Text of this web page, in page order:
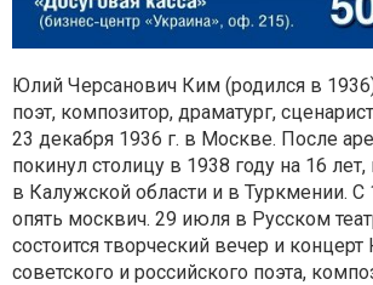
Юлий Черсанович Ким (родился в
поэт, композитор, драматург,
23 декабря 1936 г. в Москве. После
покинул столицу в 1938 году на 16
в Калужской области и в Туркмении. С
опять москвич. 29 июля в Русском
состоится творческий вечер и
советского и российского поэта,